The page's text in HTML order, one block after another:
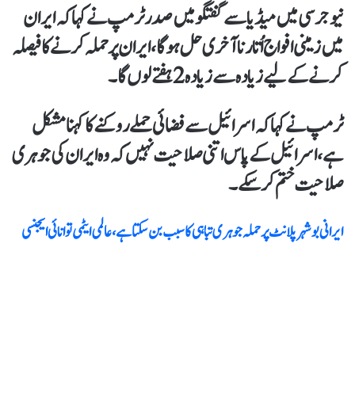
نیو جرسی میں میڈیا سےگفتگو میں صدر ٹرمپ نے کہا کہ ایران
میں زمینی افواج اُتارنا آخری حل ہو گا، ایران پر حملہ کرنے کا فیصلہ
کرنے کے لیے زیادہ سے زیادہ 2 ہفتے لوں گا۔
ٹرمپ نےکہاکہ اسرائیل سےفضائی حملے روکنے کا کہنا مشکل
ہے، اسرائیل کے پاس اتنی صلاحیت نہیں کہ وہ ایران کی جوہری
صلاحیت ختم کرسکے۔
ایرانی بوشہر پلانٹ پر حملہ جوہری تباہی کا سبب بن سکتا ہے، عالمی ایٹمی توانائی ایجنسی